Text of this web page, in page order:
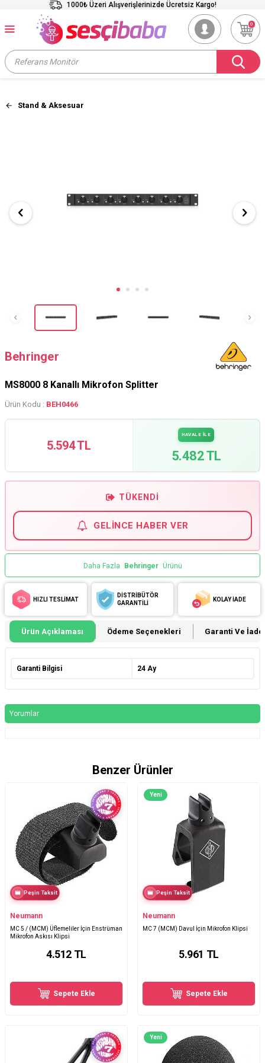
1000₺ Üzeri Alışverişlerinizde Ücretsiz Kargo!
0
Stand & Aksesuar
Behringer
MS8000 8 Kanallı Mikrofon Splitter
Ürün Kodu : BEH0466
5.594 TL
HAVALE İLE
5.482 TL
TÜKENDI
GELINCE HABER VER
Daha Fazla Behringer Ürünü
HIZLI TESLİMAT
DİSTRİBÜTÖR
GARANTİLİ
KOLAY İADE
Ürün Açıklaması Ödeme Seçenekleri Garanti Ve İade
Garanti Bilgisi 24 Ay
Yorumlar
Benzer Ürünler
Peşin Taksit
Neumann
MC 5 / (MCM) Üflemeliler İçin Enstrüman
Mikrofon Askısı Klipsi
4.512 TL
Sepete Ekle
Yeni
Peşin Taksit
Neumann
MC 7 (MCM) Davul İçin Mikrofon Klipsi
5.961 TL
Sepete Ekle
Yeni